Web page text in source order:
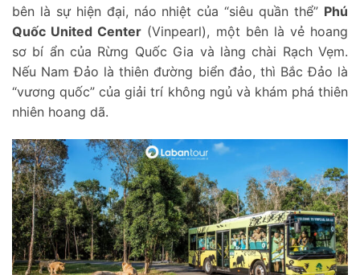
bên là sự hiện đại, náo nhiệt của “siêu quần thể” Phú
Quốc United Center (Vinpearl), một bên là vẻ hoang
sơ bí ẩn của Rừng Quốc Gia và làng chài Rạch Vẹm.
Nếu Nam Đảo là thiên đường biển đảo, thì Bắc Đảo là
“vương quốc” của giải trí không ngủ và khám phá thiên
nhiên hoang dã.